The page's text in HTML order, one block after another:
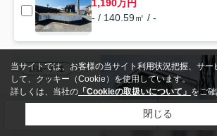
1,190万円
- / 140.59㎡ / -
新築一戸建
当サイトでは、お客様の当サイト利用状況把握、サー
して、クッキー（Cookie）を使用しています。
詳しくは、当社の 「Cookieの取扱いについて」 をご確
閉じる